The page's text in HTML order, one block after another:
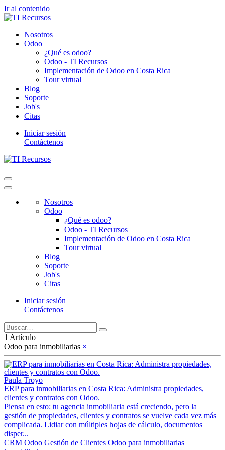
Ir al contenido
Nosotros
Odoo
¿Qué es odoo?
Odoo - TI Recursos
Implementación de Odoo en Costa Rica
Tour virtual
Blog
Soporte
Job's
Citas
Iniciar sesión
Contáctenos
Nosotros
Odoo
¿Qué es odoo?
Odoo - TI Recursos
Implementación de Odoo en Costa Rica
Tour virtual
Blog
Soporte
Job's
Citas
Iniciar sesión
Contáctenos
1 Artículo
Odoo para inmobiliarias ×
Paula Troyo
ERP para inmobiliarias en Costa Rica: Administra propiedades,
clientes y contratos con Odoo.
Piensa en esto: tu agencia inmobiliaria está creciendo, pero la
gestión de propiedades, clientes y contratos se vuelve cada vez más
complicada. Lidiar con múltiples hojas de cálculo, documentos
disper...
CRM Odoo Gestión de Clientes Odoo para inmobiliarias